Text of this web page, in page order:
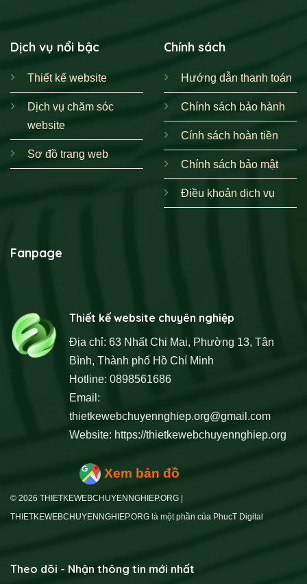
Dịch vụ nổi bậc
Thiết kế website
Dịch vụ chăm sóc
website
Sơ đồ trang web
Chính sách
Hướng dẫn thanh toán
Chính sách bảo hành
Cính sách hoàn tiền
Chính sách bảo mật
Điều khoản dịch vụ
Fanpage
Thiết kế website chuyên nghiệp
Địa chỉ: 63 Nhất Chi Mai, Phường 13, Tân
Bình, Thành phố Hồ Chí Minh
Hotline: 0898561686
Email:
thietkewebchuyennghiep.org@gmail.com
Website: https://thietkewebchuyennghiep.org
Xem bản đồ
© 2026 THIETKEWEBCHUYENNGHIEP.ORG |
THIETKEWEBCHUYENNGHIEP.ORG là một phần của PhucT Digital
Theo dõi - Nhận thông tin mới nhất